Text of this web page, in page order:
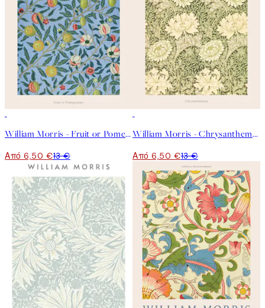
William Morris - Fruit or Pomegranate Poster
Από 6,50 €13 €
William Morris - Chrysanthemum Poster
Από 6,50 €13 €